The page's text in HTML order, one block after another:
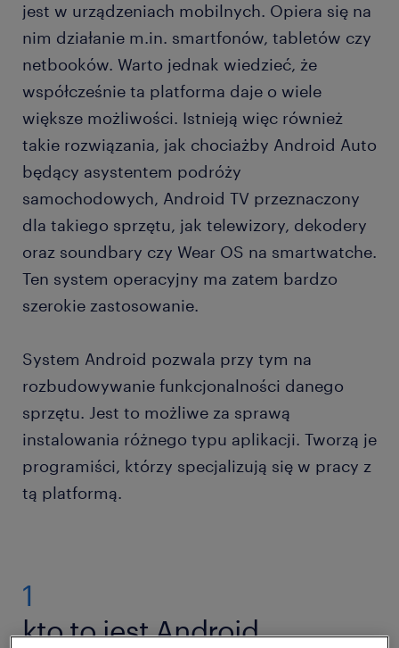
FAQ - najczęściej zadawane pytania
jest w urządzeniach mobilnych. Opiera się na
nim działanie m.in. smartfonów, tabletów czy
netbooków. Warto jednak wiedzieć, że
współcześnie ta platforma daje o wiele
większe możliwości. Istnieją więc również
takie rozwiązania, jak chociażby Android Auto
będący asystentem podróży
samochodowych, Android TV przeznaczony
dla takiego sprzętu, jak telewizory, dekodery
oraz soundbary czy Wear OS na smartwatche.
Ten system operacyjny ma zatem bardzo
szerokie zastosowanie.
System Android pozwala przy tym na
rozbudowywanie funkcjonalności danego
sprzętu. Jest to możliwe za sprawą
instalowania różnego typu aplikacji. Tworzą je
programiści, którzy specjalizują się w pracy z
tą platformą.
1
kto to jest Android